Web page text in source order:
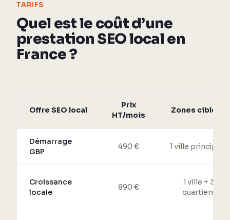
TARIFS
Quel est le coût d’une
prestation SEO local en
France ?
Offre SEO local
Prix
HT/mois
Zones ciblées
Démarrage
GBP
490 € 1 ville principale
Croissance
locale
890 €
1 ville + 3
quartiers